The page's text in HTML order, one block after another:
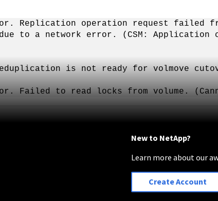
Replication operation request failed
to a network error. (CSM: Application
is not ready for volmove
Failed to read locks from volume.
New to NetApp?
Learn more about our
Create Account